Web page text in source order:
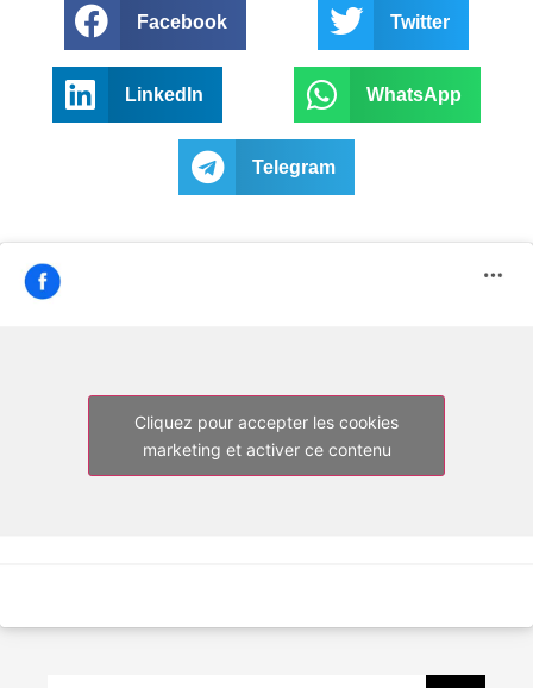
Facebook Twitter
LinkedIn WhatsApp
Telegram
Cliquez pour accepter les cookies
marketing et activer ce contenu